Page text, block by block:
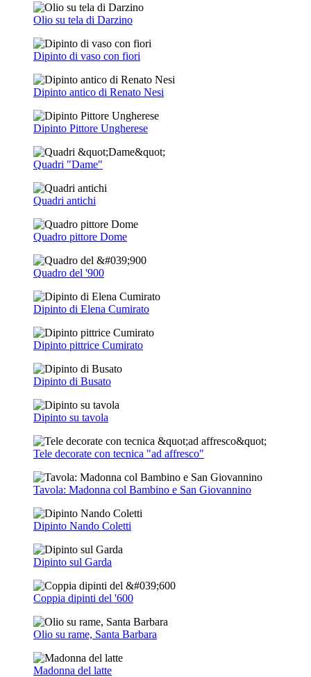
Olio su tela di Darzino
Dipinto di vaso con fiori
Dipinto antico di Renato Nesi
Dipinto Pittore Ungherese
Quadri "Dame"
Quadri antichi
Quadro pittore Dome
Quadro del '900
Dipinto di Elena Cumirato
Dipinto pittrice Cumirato
Dipinto di Busato
Dipinto su tavola
Tele decorate con tecnica "ad affresco"
Tavola: Madonna col Bambino e San Giovannino
Dipinto Nando Coletti
Dipinto sul Garda
Coppia dipinti del '600
Olio su rame, Santa Barbara
Madonna del latte